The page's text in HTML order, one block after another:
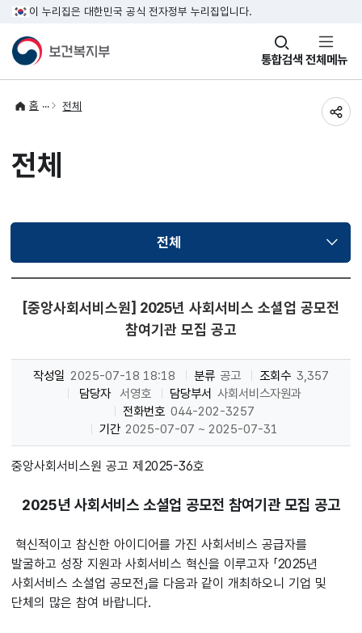
이 누리집은 대한민국 공식 전자정부 누리집입니다.
통합검색
창
열기 전체메뉴
홈 전체
전체
전체선택됨
[중앙사회서비스원] 2025년 사회서비스 소셜업 공모전
참여기관 모집 공고
작성일 2025-07-18 18:18 분류 공고 조회수 3,357
담당자 서영호 담당부서 사회서비스자원과
전화번호 044-202-3257
기간 2025-07-07 ~ 2025-07-31
중앙사회서비스원 공고 제2025-36호
2025년 사회서비스 소셜업 공모전 참여기관 모집 공고
혁신적이고 참신한 아이디어를 가진 사회서비스 공급자를
발굴하고 성장 지원과 사회서비스 혁신을 이루고자 「2025년
사회서비스 소셜업 공모전」을 다음과 같이 개최하오니 기업 및
단체의 많은 참여 바랍니다.